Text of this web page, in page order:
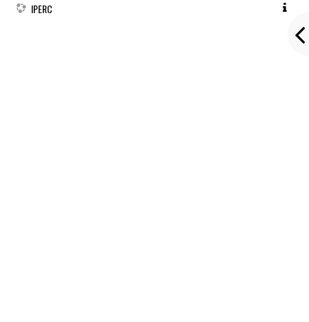
IPERC